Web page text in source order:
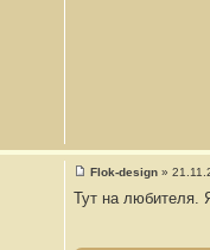
о
Flok-design »
Тут на любителя.